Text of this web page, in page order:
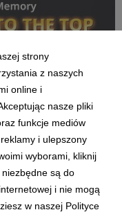
RGB DDR5
firmy ADATA,
DDR5. Przy
strony
z naszych
online i
nasze pliki
funkcje mediów
i ulepszony
wyborami, kliknij
niezbędne są do
i nie mogą
w naszej Polityce